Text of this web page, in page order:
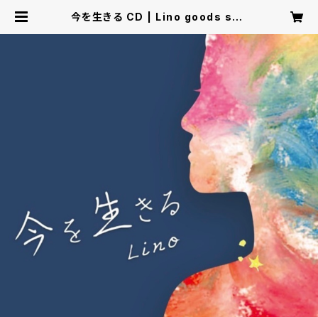
今を生きる CD | Lino goods sho